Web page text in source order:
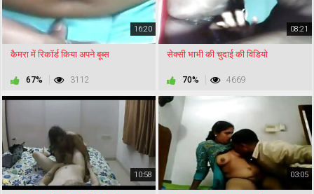
16:20
कैमरा में रिकॉर्ड किया अपने बूब्स
67% 3112
08:21
सेक्सी भाभी की चुदाई की विडियो
70% 4669
10:58 03:05